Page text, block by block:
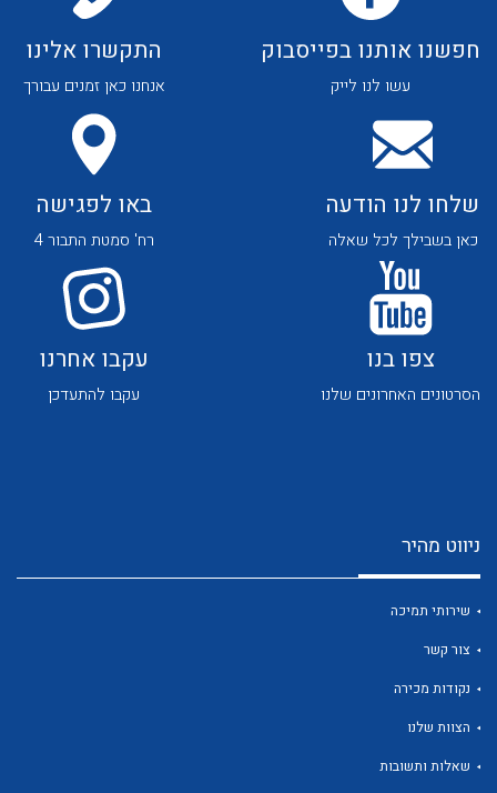
לכל מוצרי היצרן לכל מוצרי היצרן
לכל מוצרי היצרן לכל מוצרי היצרן
חפשנו אותנו בפייסבוק
עשו לנו לייק
התקשרו אלינו
אנחנו כאן זמנים עבורך
שלחו לנו הודעה
כאן בשבילך לכל שאלה
באו לפגישה
רח' סמטת התבור 4
צפו בנו
הסרטונים האחרונים שלנו
עקבו אחרנו
עקבו להתעדכן
ניווט מהיר
שירותי תמיכה
צור קשר
נקודות מכירה
הצוות שלנו
שאלות ותשובות